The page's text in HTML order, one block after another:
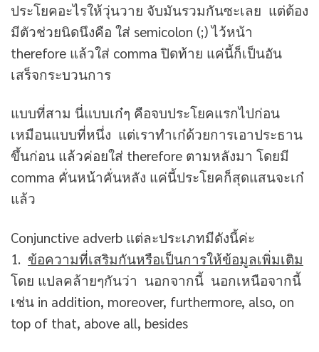
ประโยคอะไรให้วุ่นวาย จับมันรวมกันซะเลย แต่ต้อง
มีตัวช่วยนิดนึงคือ ใส่ semicolon (;) ไว้หน้า
therefore แล้วใส่ comma ปิดท้าย แค่นี้ก็เป็นอัน
เสร็จกระบวนการ
แบบที่สาม นี่แบบเก๋ๆ คือจบประโยคแรกไปก่อน
เหมือนแบบที่หนึ่ง แต่เราทำเก๋ด้วยการเอาประธาน
ขึ้นก่อน แล้วค่อยใส่ therefore ตามหลังมา โดยมี
comma คั่นหน้าคั่นหลัง แค่นี้ประโยคก็สุดแสนจะเก๋
แล้ว
Conjunctive adverb แต่ละประเภทมีดังนี้ค่ะ
1. ข้อความที่เสริมกันหรือเป็นการให้ข้อมูลเพิ่มเติม
โดย แปลคล้ายๆกันว่า นอกจากนี้ นอกเหนือจากนี้
เช่น in addition, moreover, furthermore, also, on
top of that, above all, besides